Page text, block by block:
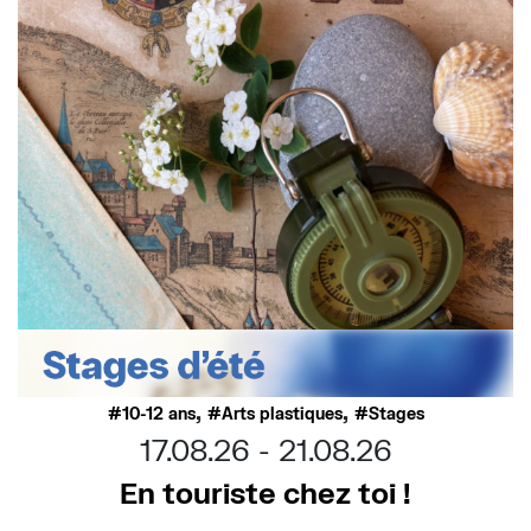
10-12 ans, Arts plastiques, Stages
17.08.26
21.08.26
En touriste chez toi !